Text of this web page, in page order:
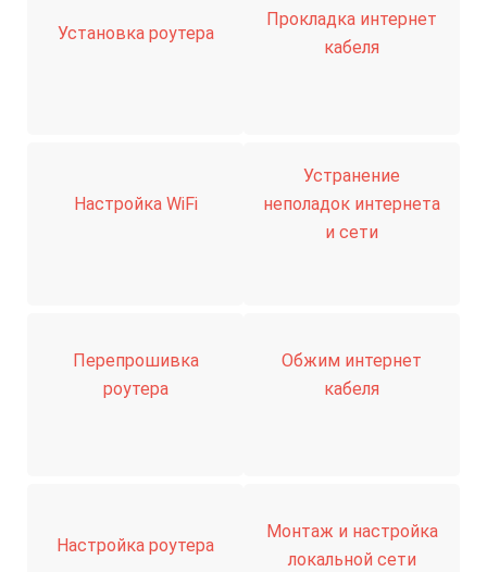
Установка роутера
Настройка WiFi
Перепрошивка
роутера
Настройка роутера
Прокладка интернет
кабеля
Устранение
неполадок интернета
и сети
Обжим интернет
кабеля
Монтаж и настройка
локальной сети